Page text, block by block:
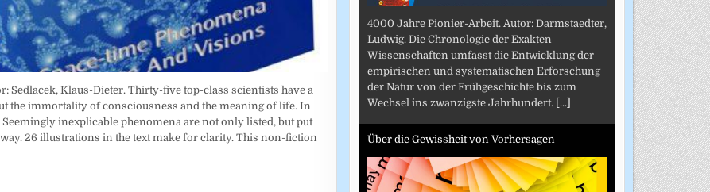
Sedlacek, Klaus-Dieter. Thirty-five top-class scientists have a
the immortality of consciousness and the meaning of life. In
inexplicable phenomena are not only listed, but put
26 illustrations in the text make for clarity. This non-fiction
4000 Jahre Pionier-Arbeit. Autor: Darmstaedter,
Ludwig. Die Chronologie der Exakten
Wissenschaften umfasst die Entwicklung der
empirischen und systematischen Erforschung
der Natur von der Frühgeschichte bis zum
Wechsel ins zwanzigste Jahrhundert. [...]
Über die Gewissheit von Vorhersagen